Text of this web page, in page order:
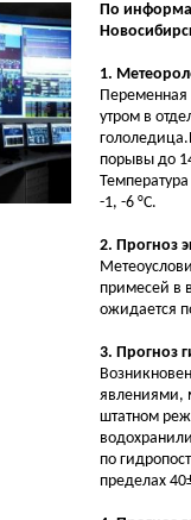
По
1.
Переменная
утром в
порывы до
-1, -6 °С.
2. Прогноз
примесей в
ожидается
3. Прогноз
явлениями,
штатном
по
пределах